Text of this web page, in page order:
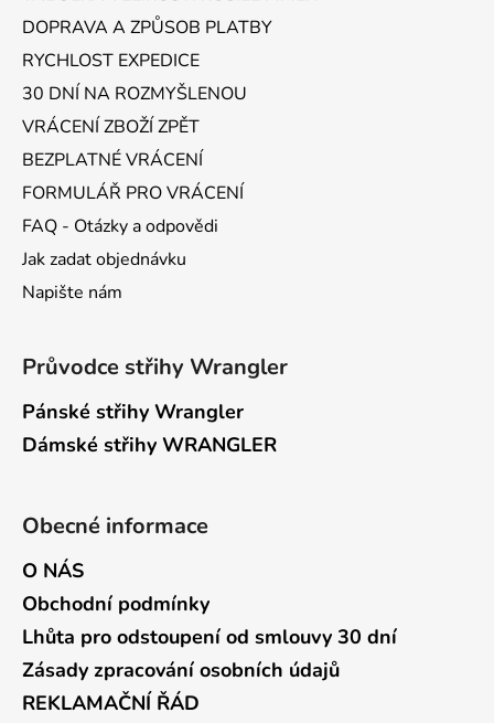
DOPRAVA A ZPŮSOB PLATBY
RYCHLOST EXPEDICE
30 DNÍ NA ROZMYŠLENOU
VRÁCENÍ ZBOŽÍ ZPĚT
BEZPLATNÉ VRÁCENÍ
FORMULÁŘ PRO VRÁCENÍ
FAQ - Otázky a odpovědi
Jak zadat objednávku
Napište nám
Průvodce střihy Wrangler
Pánské střihy Wrangler
Dámské střihy WRANGLER
Obecné informace
O NÁS
Obchodní podmínky
Lhůta pro odstoupení od smlouvy 30 dní
Zásady zpracování osobních údajů
REKLAMAČNÍ ŘÁD